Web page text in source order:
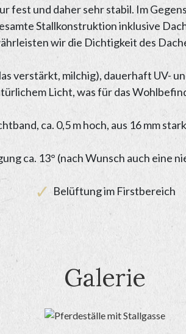
fest und daher sehr stabil. Im
Stallkonstruktion inklusive
wir die Dichtigkeit des
verstärkt, milchig), dauerhaft UV-
Licht, was für das
ca. 0,5 m hoch, aus 16 mm
ca. 13° (nach Wunsch auch eine
Belüftung im Firstbereich
Galerie